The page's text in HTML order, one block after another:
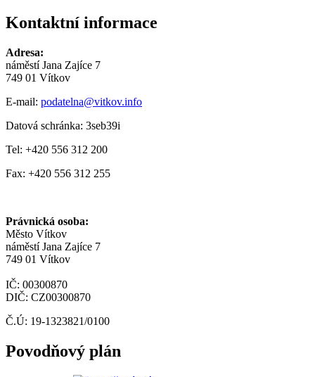
Kontaktní informace
Adresa:
náměstí Jana Zajíce 7
749 01 Vítkov
E-mail: podatelna@vitkov.info
Datová schránka: 3seb39i
Tel: +420 556 312 200
Fax: +420 556 312 255
Právnická osoba:
Město Vítkov
náměstí Jana Zajíce 7
749 01 Vítkov
IČ: 00300870
DIČ: CZ00300870
Č.Ú: 19-1323821/0100
Povodňový plán